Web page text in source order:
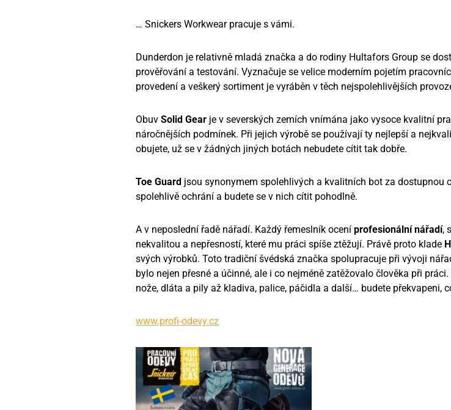
… Snickers Workwear pracuje s vámi.
Dunderdon je relativně mladá značka a do rodiny Hultafors Group se
prověřování a testování. Vyznačuje se velice moderním pojetím
provedení a veškerý sortiment je vyráběn v těch nejspolehlivějších
Obuv Solid Gear je v severských zemích vnímána jako vysoce kvalitní
náročnějších podmínek. Při jejich výrobě se používají ty nejlepší a
obujete, už se v žádných jiných botách nebudete cítit tak dobře.
Toe Guard jsou synonymem spolehlivých a kvalitních bot za dostupnou
spolehlivě ochrání a budete se v nich cítit pohodlně.
A v neposlední řadě nářadí. Každý řemeslník ocení profesionální nářadí,
nekvalitou a nepřesností, které mu práci spíše ztěžují. Právě proto klade
svých výrobků. Toto tradiční švédská značka spolupracuje při vývoji
bylo nejen přesné a účinné, ale i co nejméně zatěžovalo člověka při
nože, dláta a pily až kladiva, palice, páčidla a další… budete překvapeni,
www.profi-odevy.cz